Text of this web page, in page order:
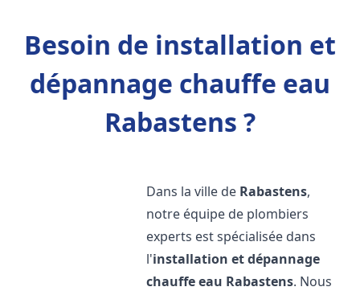
Besoin de installation et
dépannage chauffe eau
Rabastens ?
Dans la ville de Rabastens,
notre équipe de plombiers
experts est spécialisée dans
l'installation et dépannage
chauffe eau Rabastens. Nous